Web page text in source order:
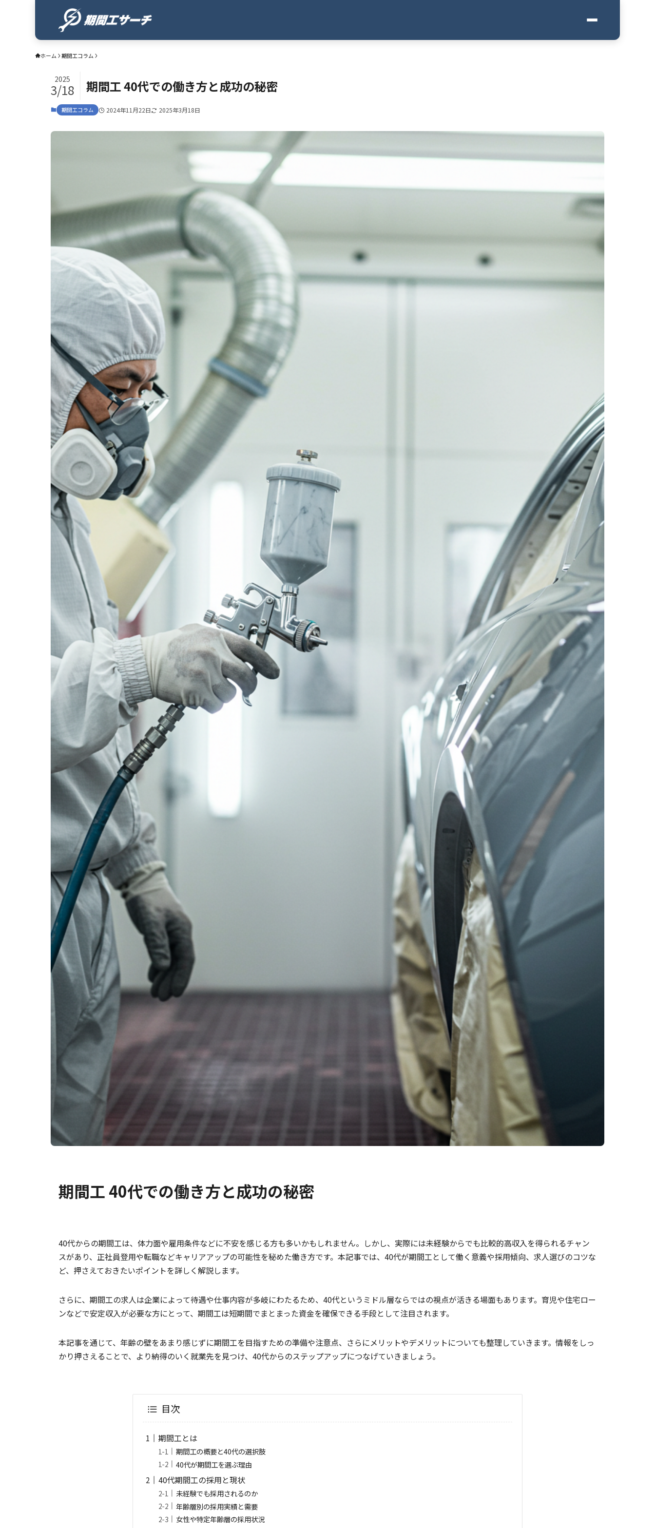
ホーム 期間工コラム
期間工 40代での働き方と成功の秘密
2025
3/18
期間工コラム 2024年11月22日 2025年3月18日
期間工 40代での働き方と成功の秘密
40代からの期間工は、体力面や雇用条件などに不安を感じる方も多いかもしれません。しかし、実際には未経験からでも比較的高収入を得られるチャン
スがあり、正社員登用や転職などキャリアアップの可能性を秘めた働き方です。本記事では、40代が期間工として働く意義や採用傾向、求人選びのコツな
ど、押さえておきたいポイントを詳しく解説します。
さらに、期間工の求人は企業によって待遇や仕事内容が多岐にわたるため、40代というミドル層ならではの視点が活きる場面もあります。育児や住宅ロー
ンなどで安定収入が必要な方にとって、期間工は短期間でまとまった資金を確保できる手段として注目されます。
本記事を通じて、年齢の壁をあまり感じずに期間工を目指すための準備や注意点、さらにメリットやデメリットについても整理していきます。情報をしっ
かり押さえることで、より納得のいく就業先を見つけ、40代からのステップアップにつなげていきましょう。
目次
期間工とは
期間工の概要と40代の選択肢
40代が期間工を選ぶ理由
40代期間工の採用と現状
未経験でも採用されるのか
年齢層別の採用実績と需要
女性や特定年齢層の採用状況